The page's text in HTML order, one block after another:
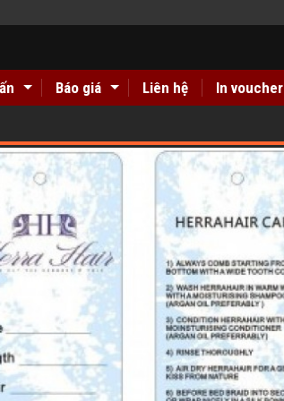
Báo giá Liên hệ In voucher
bồi carton giá rẻ ở đâu Hà Nội??